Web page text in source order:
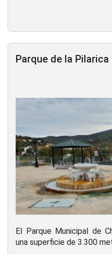
Parque de la Pilarica
El Parque Municipal de
una superficie de 3.300